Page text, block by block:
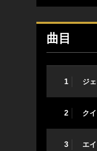
曲目
1 ジ
2 ク
3 エ